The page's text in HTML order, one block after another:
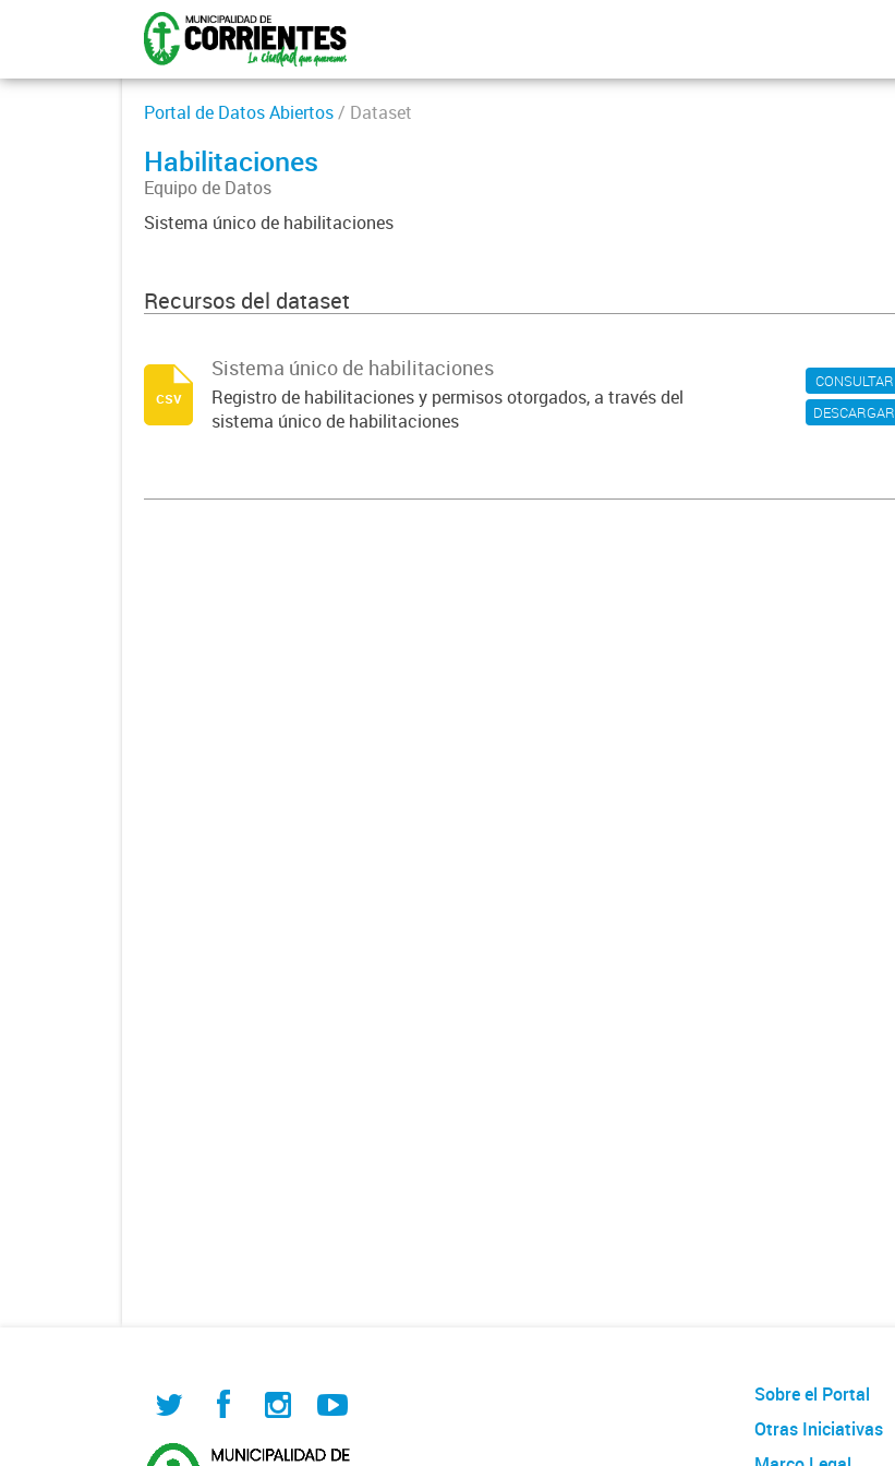
Portal de Datos Abiertos/ Dataset
Habilitaciones
Equipo de Datos
Sistema único de habilitaciones
Recursos del dataset
CONSULTAR
DESCARGAR
Sistema único de habilitaciones
Registro de habilitaciones y permisos otorgados, a través del
sistema único de habilitaciones
csv
Sobre el Portal
Otras Iniciativas